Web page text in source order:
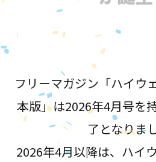
フリーマガジン「ハイウ
本版」は2026年4月号を
了となりま
2026年4月以降は、ハイ